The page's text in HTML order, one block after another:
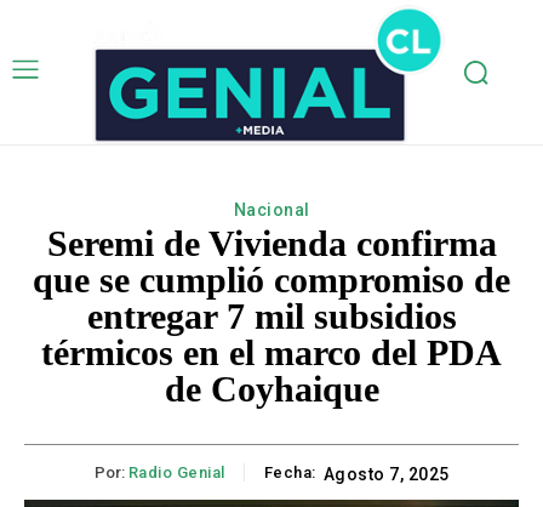
Nacional
Seremi de Vivienda confirma
que se cumplió compromiso de
entregar 7 mil subsidios
térmicos en el marco del PDA
de Coyhaique
Por: Radio Genial Fecha: Agosto 7, 2025